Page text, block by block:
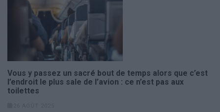
Vous y passez un sacré bout de temps alors que c’est
l’endroit le plus sale de l’avion : ce n’est pas aux
toilettes